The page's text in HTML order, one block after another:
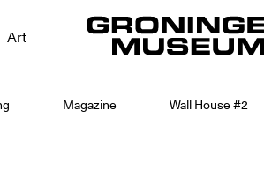
Art
Magazine Wall House #2